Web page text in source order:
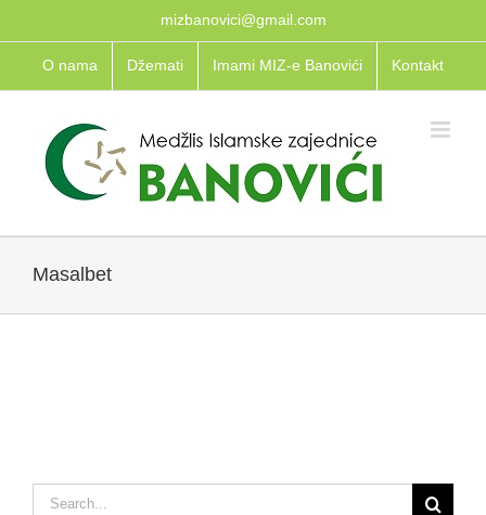
to
content
mizbanovici@gmail.com
O nama Džemati Imami MIZ-e Banovići Kontakt
Masalbet
Search